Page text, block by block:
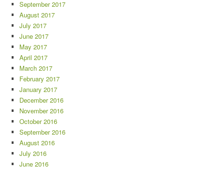
September 2017
August 2017
July 2017
June 2017
May 2017
April 2017
March 2017
February 2017
January 2017
December 2016
November 2016
October 2016
September 2016
August 2016
July 2016
June 2016